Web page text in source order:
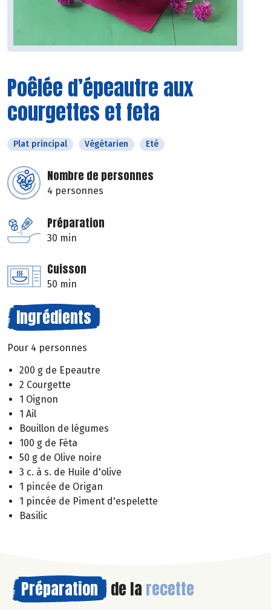
Poêlée d’épeautre aux
courgettes et feta
Plat principal Végétarien Eté
Nombre de personnes
4 personnes
Préparation
30 min
Cuisson
50 min
Ingrédients
Pour 4 personnes
200 g de Epeautre
2 Courgette
1 Oignon
1 Ail
Bouillon de légumes
100 g de Féta
50 g de Olive noire
3 c. à s. de Huile d'olive
1 pincée de Origan
1 pincée de Piment d'espelette
Basilic
Préparation de la recette